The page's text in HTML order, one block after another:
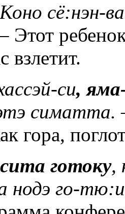
Коно сё:нэн-
Этот
взлетит.
си,
симатта.
гора,
готоку,
нодэ го-